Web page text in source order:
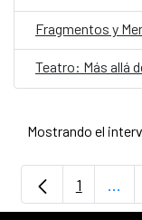
Teatro: Más allá
Mostrando el
Página
1 ...